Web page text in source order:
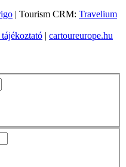
| Tourism CRM: Travelium
| cartoureurope.hu